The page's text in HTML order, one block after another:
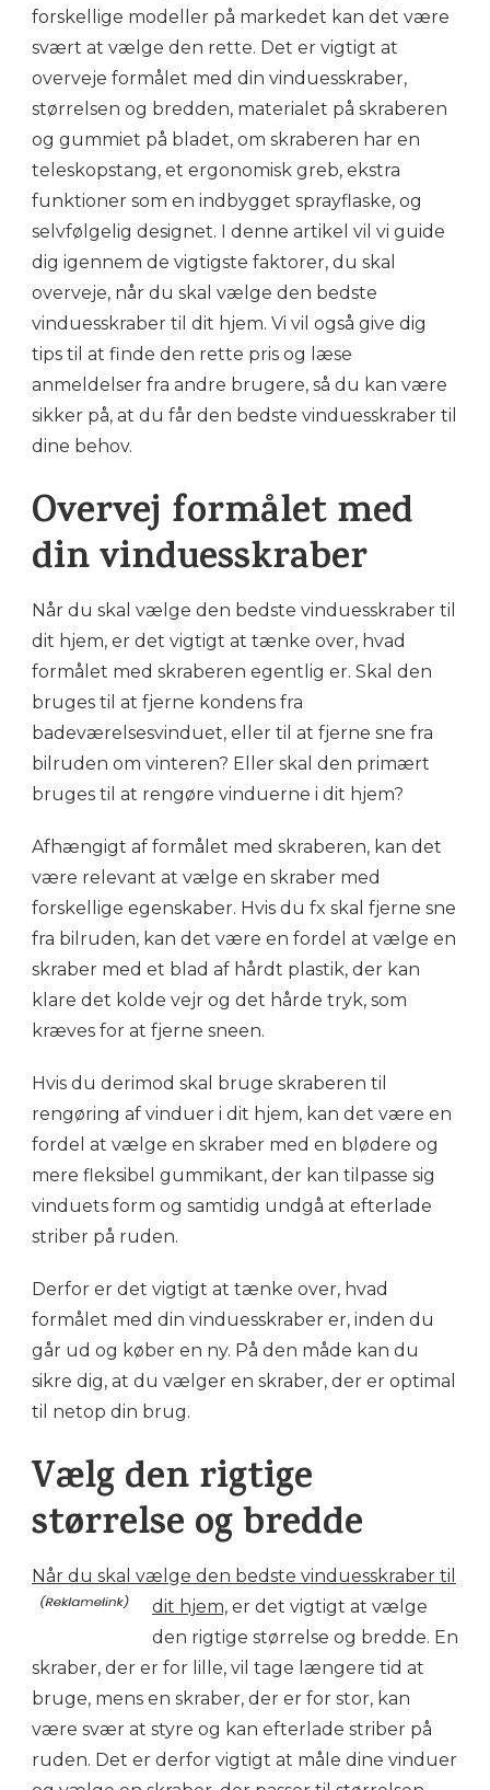
forskellige modeller på markedet kan det være
svært at vælge den rette. Det er vigtigt at
overveje formålet med din vinduesskraber,
størrelsen og bredden, materialet på skraberen
og gummiet på bladet, om skraberen har en
teleskopstang, et ergonomisk greb, ekstra
funktioner som en indbygget sprayflaske, og
selvfølgelig designet. I denne artikel vil vi guide
dig igennem de vigtigste faktorer, du skal
overveje, når du skal vælge den bedste
vinduesskraber til dit hjem. Vi vil også give dig
tips til at finde den rette pris og læse
anmeldelser fra andre brugere, så du kan være
sikker på, at du får den bedste vinduesskraber til
dine behov.
Overvej formålet med
din vinduesskraber
Når du skal vælge den bedste vinduesskraber til
dit hjem, er det vigtigt at tænke over, hvad
formålet med skraberen egentlig er. Skal den
bruges til at fjerne kondens fra
badeværelsesvinduet, eller til at fjerne sne fra
bilruden om vinteren? Eller skal den primært
bruges til at rengøre vinduerne i dit hjem?
Afhængigt af formålet med skraberen, kan det
være relevant at vælge en skraber med
forskellige egenskaber. Hvis du fx skal fjerne sne
fra bilruden, kan det være en fordel at vælge en
skraber med et blad af hårdt plastik, der kan
klare det kolde vejr og det hårde tryk, som
kræves for at fjerne sneen.
Hvis du derimod skal bruge skraberen til
rengøring af vinduer i dit hjem, kan det være en
fordel at vælge en skraber med en blødere og
mere fleksibel gummikant, der kan tilpasse sig
vinduets form og samtidig undgå at efterlade
striber på ruden.
Derfor er det vigtigt at tænke over, hvad
formålet med din vinduesskraber er, inden du
går ud og køber en ny. På den måde kan du
sikre dig, at du vælger en skraber, der er optimal
til netop din brug.
Vælg den rigtige
størrelse og bredde
Når du skal vælge den bedste vinduesskraber til
dit hjem, er det vigtigt at vælge
den rigtige størrelse og bredde. En
skraber, der er for lille, vil tage længere tid at
bruge, mens en skraber, der er for stor, kan
være svær at styre og kan efterlade striber på
ruden. Det er derfor vigtigt at måle dine vinduer